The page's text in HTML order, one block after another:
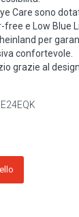
Care sono
free e Low Blue
per
confortevole.
grazie al design